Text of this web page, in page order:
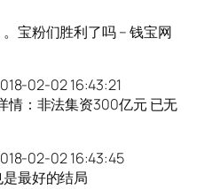
宝粉们胜利了吗 – 钱宝网
02-02 16:43:21
情：非法集资300亿元 已无
02-02 16:43:45
最好的结局